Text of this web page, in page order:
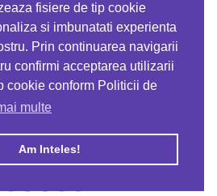
fisiere de tip cookie
si imbunatati experienta
Prin continuarea navigarii
confirmi acceptarea utilizarii
cookie conform Politicii de
multe
Am Inteles!
S.R.L
comandă folosind codul
EATTRACK
Profită acum